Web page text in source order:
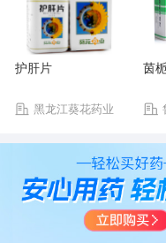
护肝片
黑龙江葵花药业
茵